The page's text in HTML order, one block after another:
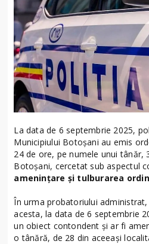
La data de 6 septembrie 2025,
Municipiului Botoșani au emis
24 de ore, pe numele unui tânăr,
Botoșani, cercetat sub aspectul
amenințare și tulburarea
În urma probatoriului
acesta, la data de 6 septembrie
un obiect contondent și ar fi
o tânără, de 28 din aceeași